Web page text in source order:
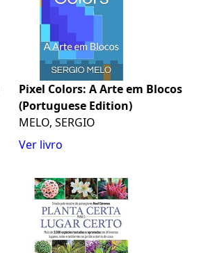
Pixel Colors: A Arte em Blocos
(Portuguese Edition)
MELO, SERGIO
Ver livro